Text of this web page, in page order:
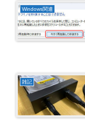
Windows関連
雑記